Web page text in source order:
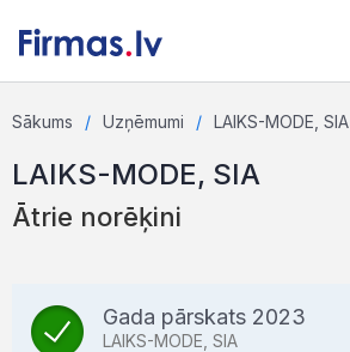
Sākums Uzņēmumi LAIKS-MODE, SIA
LAIKS-MODE, SIA
Ātrie norēķini
Gada pārskats 2023
LAIKS-MODE, SIA